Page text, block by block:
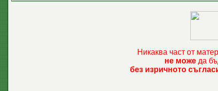
Никаква част от
не може да
без изричното